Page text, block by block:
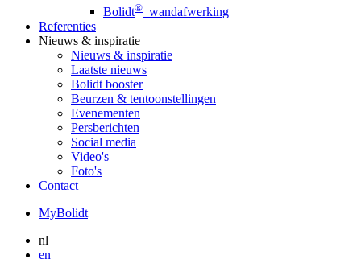
Bolidt® wandafwerking
Referenties
Nieuws & inspiratie
Nieuws & inspiratie
Laatste nieuws
Bolidt booster
Beurzen & tentoonstellingen
Evenementen
Persberichten
Social media
Video's
Foto's
Contact
MyBolidt
nl
en